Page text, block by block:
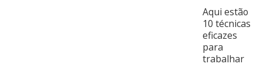
Aqui estão
10 técnicas
eficazes
para
trabalhar